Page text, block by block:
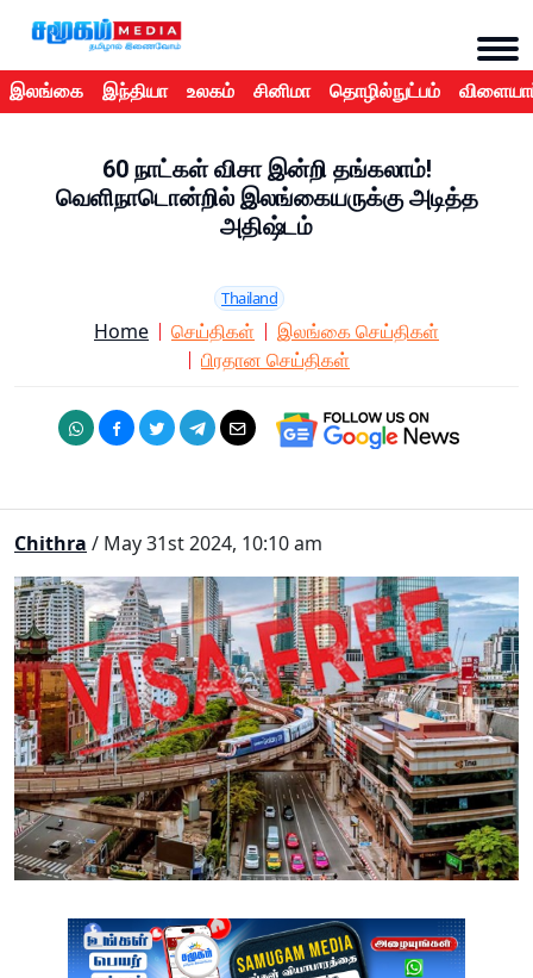
இலங்கை இந்தியா உலகம் சினிமா தொழில்நுட்பம்
60 நாட்கள் விசா இன்றி தங்கலாம்!
வெளிநாடொன்றில் இலங்கையருக்கு அடித்த
அதிஷ்டம்
Thailand
Home செய்திகள்
இலங்கை செய்திகள்
பிரதான செய்திகள்
Chithra / May 31st 2024, 10:10 am